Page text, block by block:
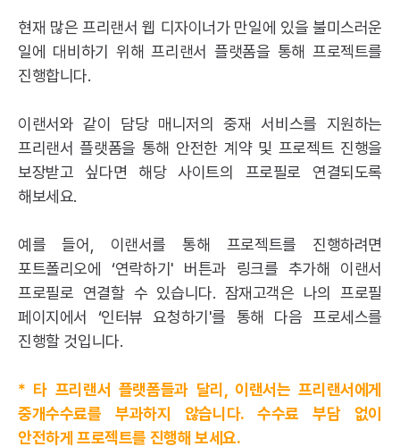
현재 많은 프리랜서 웹 디자이너가 만일에 있을 불미스러운
일에 대비하기 위해 프리랜서 플랫폼을 통해 프로젝트를
진행합니다.
이랜서와 같이 담당 매니저의 중재 서비스를 지원하는
프리랜서 플랫폼을 통해 안전한 계약 및 프로젝트 진행을
보장받고 싶다면 해당 사이트의 프로필로 연결되도록
해보세요.
예를 들어, 이랜서를 통해 프로젝트를 진행하려면
포트폴리오에 ‘연락하기' 버튼과 링크를 추가해 이랜서
프로필로 연결할 수 있습니다. 잠재고객은 나의 프로필
페이지에서 ‘인터뷰 요청하기'를 통해 다음 프로세스를
진행할 것입니다.
* 타 프리랜서 플랫폼들과 달리, 이랜서는 프리랜서에게
중개수수료를 부과하지 않습니다. 수수료 부담 없이
안전하게 프로젝트를 진행해 보세요.